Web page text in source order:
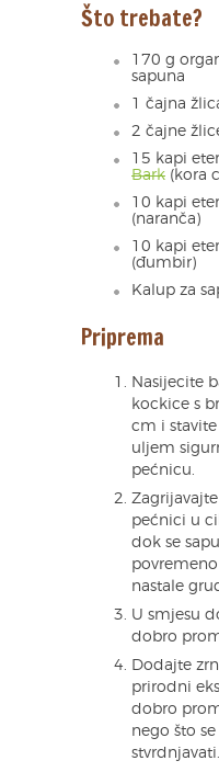
Što trebate?
170 g
sapuna
1 čajna
2 čajne
15 kapi
Bark (kora
10 kapi
(naranča)
10 kapi
(đumbir)
Kalup za
Priprema
Nasijecite
kockice s
cm i
uljem
pećnicu.
pećnici u
dok se
nastale
U smjesu
dobro
Dodajte
prirodni
dobro
nego što
stvrdnjavati.